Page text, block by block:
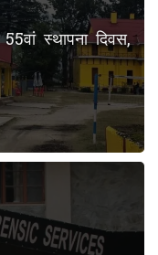
स्थापना दिवस,